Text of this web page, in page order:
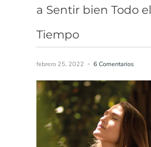
a Sentir bien Todo el
Tiempo
febrero 25, 2022 6 Comentarios